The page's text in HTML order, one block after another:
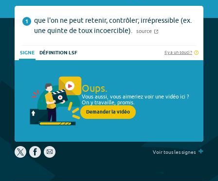
1
que l'on ne peut retenir, contrôler; irrépressible (ex.
une quinte de toux incoercible).
source
SIGNE DÉFINITION LSF Il y a un souci ?
Oups.
Vous aussi, vous aimeriez voir une vidéo ici ?
On y travaille, promis.
Demander la vidéo
Voir tous les signes +